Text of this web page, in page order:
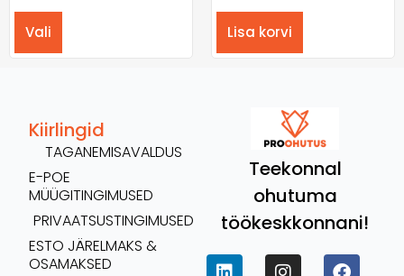
Vali Lisa korvi
Teekonnal
ohutuma
töökeskkonnani!
Kiirlingid
TAGANEMISAVALDUS
E-POE
MÜÜGITINGIMUSED
PRIVAATSUSTINGIMUSED
ESTO JÄRELMAKS &
OSAMAKSED